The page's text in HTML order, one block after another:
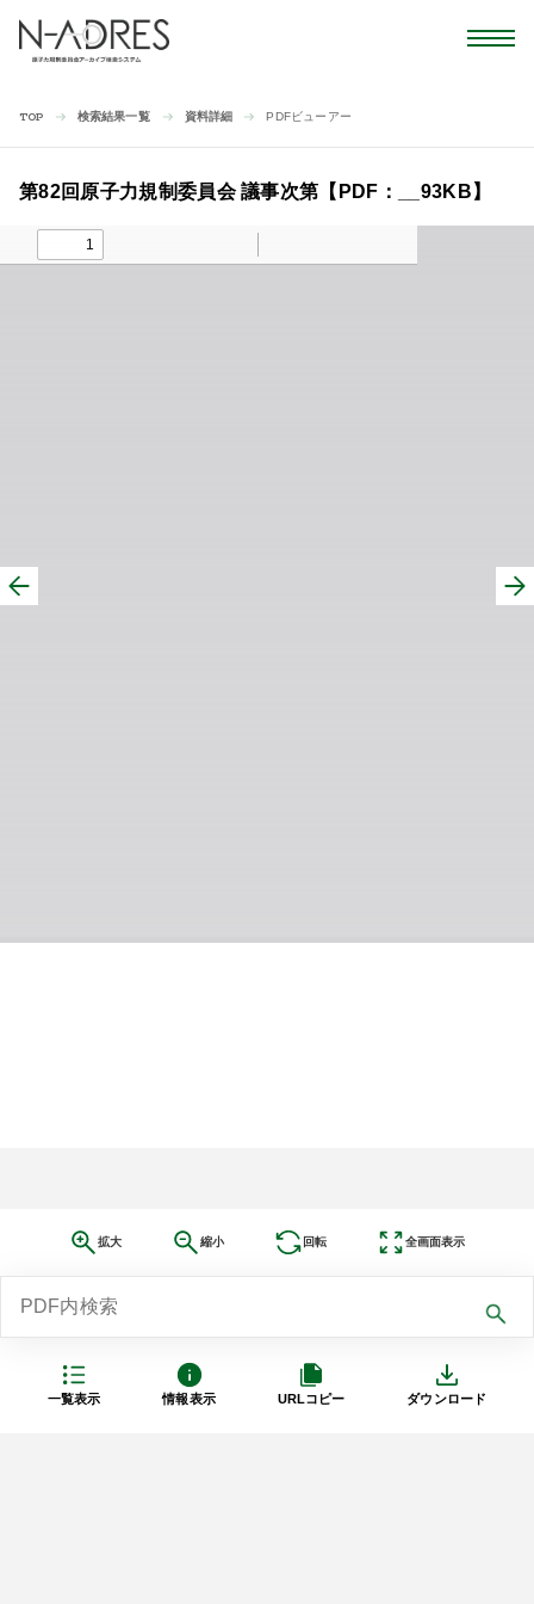
TOP 検索結果一覧 資料詳細 PDFビューアー
一覧表示 情報表示 URLコピー ダウンロード
第82回原子力規制委員会 議事次第【PDF：__93KB】
拡大 縮小 回転 全画面表示